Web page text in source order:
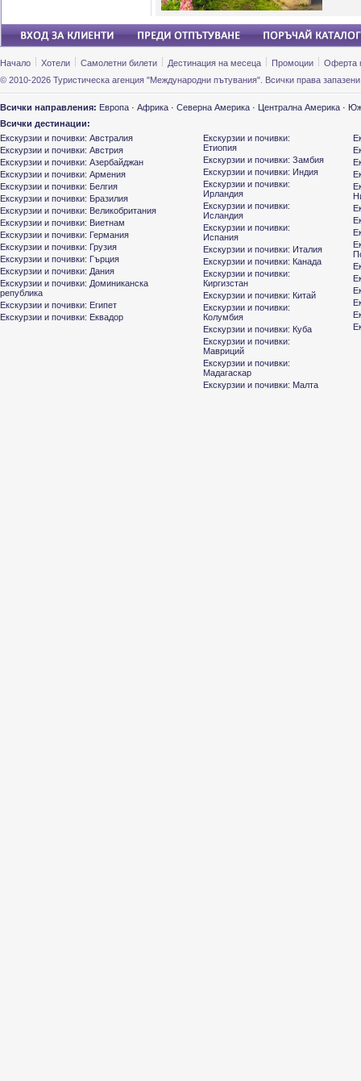
Начало Хотели Самолетни билети Дестинация на месеца Промоции
Оферта
© 2010-2026 Туристическа агенция "Международни пътувания". Всички права
Всички направления: Европа · Африка · Северна Америка · Централна Америка ·
Всички дестинации:
Екскурзии и почивки: Австралия
Екскурзии и почивки: Австрия
Екскурзии и почивки: Азербайджан
Екскурзии и почивки: Армения
Екскурзии и почивки: Белгия
Екскурзии и почивки: Бразилия
Екскурзии и почивки: Великобритания
Екскурзии и почивки: Виетнам
Екскурзии и почивки: Германия
Екскурзии и почивки: Грузия
Екскурзии и почивки: Гърция
Екскурзии и почивки: Дания
Екскурзии и почивки: Доминиканска
република
Екскурзии и почивки: Египет
Екскурзии и почивки: Еквадор
Екскурзии и почивки:
Етиопия
Екскурзии и почивки: Замбия
Екскурзии и почивки: Индия
Екскурзии и почивки:
Ирландия
Екскурзии и почивки:
Исландия
Екскурзии и почивки:
Испания
Екскурзии и почивки: Италия
Екскурзии и почивки: Канада
Екскурзии и почивки:
Киргизстан
Екскурзии и почивки: Китай
Екскурзии и почивки:
Колумбия
Екскурзии и почивки: Куба
Екскурзии и почивки:
Мавриций
Екскурзии и почивки:
Мадагаскар
Екскурзии и почивки: Малта